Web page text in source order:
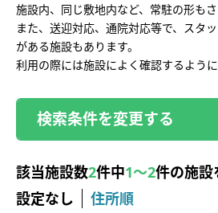
施設内、同じ敷地内など、常駐の形もさ
また、送迎対応、通院対応等で、スタ
がある施設もあります。
利用の際には施設によく確認するように
検索条件を変更する
該当施設数2件中1～2件の施設
設定なし
住所順